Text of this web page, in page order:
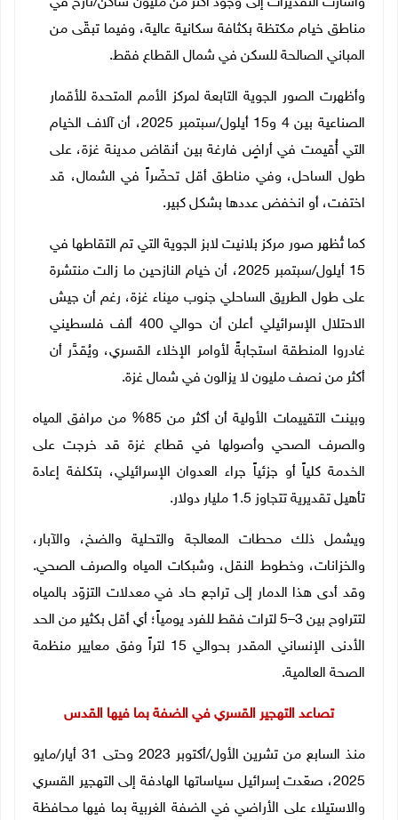
مناطق خيام مكتظة بكثافة سكانية عالية، وفيما تبقّى من
المباني الصالحة للسكن في شمال القطاع فقط.
وأظهرت الصور الجوية التابعة لمركز الأمم المتحدة للأقمار
الصناعية بين 4 و15 أيلول/سبتمبر 2025، أن آلاف الخيام
التي أُقيمت في أراضٍ فارغة بين أنقاض مدينة غزة، على
طول الساحل، وفي مناطق أقل تحضّراً في الشمال، قد
اختفت، أو انخفض عددها بشكل كبير.
كما تُظهر صور مركز بلانيت لابز الجوية التي تم التقاطها في
15 أيلول/سبتمبر 2025، أن خيام النازحين ما زالت منتشرة
على طول الطريق الساحلي جنوب ميناء غزة، رغم أن جيش
الاحتلال الإسرائيلي أعلن أن حوالي 400 ألف فلسطيني
غادروا المنطقة استجابةً لأوامر الإخلاء القسري، ويُقدَّر أن
أكثر من نصف مليون لا يزالون في شمال غزة.
وبينت التقييمات الأولية أن أكثر من 85% من مرافق المياه
والصرف الصحي وأصولها في قطاع غزة قد خرجت على
الخدمة كلياً أو جزئياً جراء العدوان الإسرائيلي، بتكلفة إعادة
تأهيل تقديرية تتجاوز 1.5 مليار دولار.
ويشمل ذلك محطات المعالجة والتحلية والضخ، والآبار،
والخزانات، وخطوط النقل، وشبكات المياه والصرف الصحي.
وقد أدى هذا الدمار إلى تراجع حاد في معدلات التزوّد بالمياه
لتتراوح بين 3–5 لترات فقط للفرد يومياً؛ أي أقل بكثير من الحد
الأدنى الإنساني المقدر بحوالي 15 لتراً وفق معايير منظمة
الصحة العالمية.
تصاعد التهجير القسري في الضفة بما فيها القدس
منذ السابع من تشرين الأول/أكتوبر 2023 وحتى 31 أيار/مايو
2025، صعّدت إسرائيل سياساتها الهادفة إلى التهجير القسري
والاستيلاء على الأراضي في الضفة الغربية بما فيها محافظة